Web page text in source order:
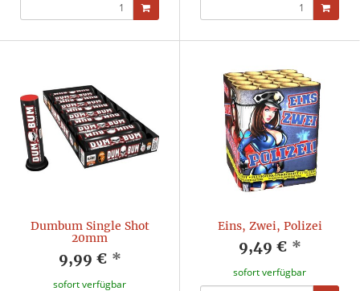
Dumbum Single Shot
20mm
9,99 € *
sofort verfügbar
Eins, Zwei, Polizei
9,49 € *
sofort verfügbar